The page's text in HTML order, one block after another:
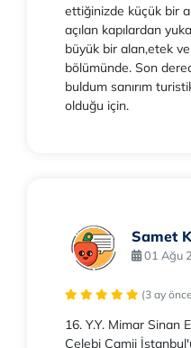
ettiğinizde küçük bir
açılan kapılardan
büyük bir alan,etek
bölümünde. Son
buldum sanırım
olduğu için.
Samet
01 Ağu
(3 ay
16. Y.Y. Mimar Sinan
Çelebi Camii